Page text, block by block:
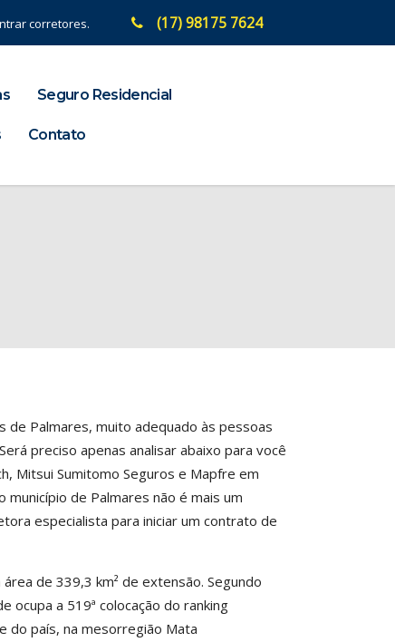
corretores. (17) 98175 7624
Seguro Residencial
Contato
Palmares, muito adequado às pessoas
preciso apenas analisar abaixo para você
Mitsui Sumitomo Seguros e Mapfre em
município de Palmares não é mais um
especialista para iniciar um contrato de
de 339,3 km² de extensão. Segundo
a 519ª colocação do ranking
do país, na mesorregião Mata